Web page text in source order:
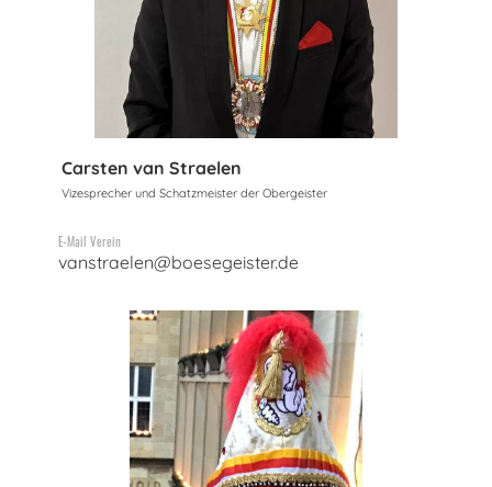
Carsten van Straelen
Vizesprecher und Schatzmeister der Obergeister
E-Mail Verein
vanstraelen@boesegeister.de